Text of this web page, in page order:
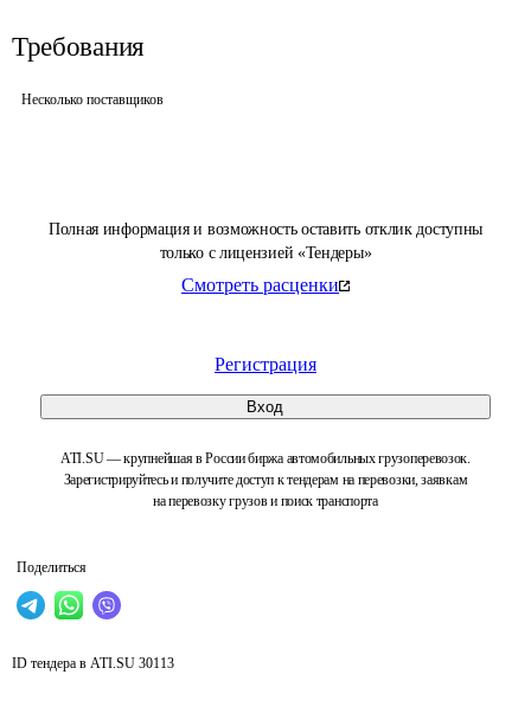
Полная информация и возможность оставить отклик доступны
только с лицензией «Тендеры»
Смотреть расценки
Регистрация
Вход
ATI.SU — крупнейшая в России биржа автомобильных грузоперевозок.
Зарегистрируйтесь и получите доступ к тендерам на перевозки, заявкам
на перевозку грузов и поиск транспорта
Поделиться
Требования
Несколько поставщиков
ID тендера в ATI.SU 30113